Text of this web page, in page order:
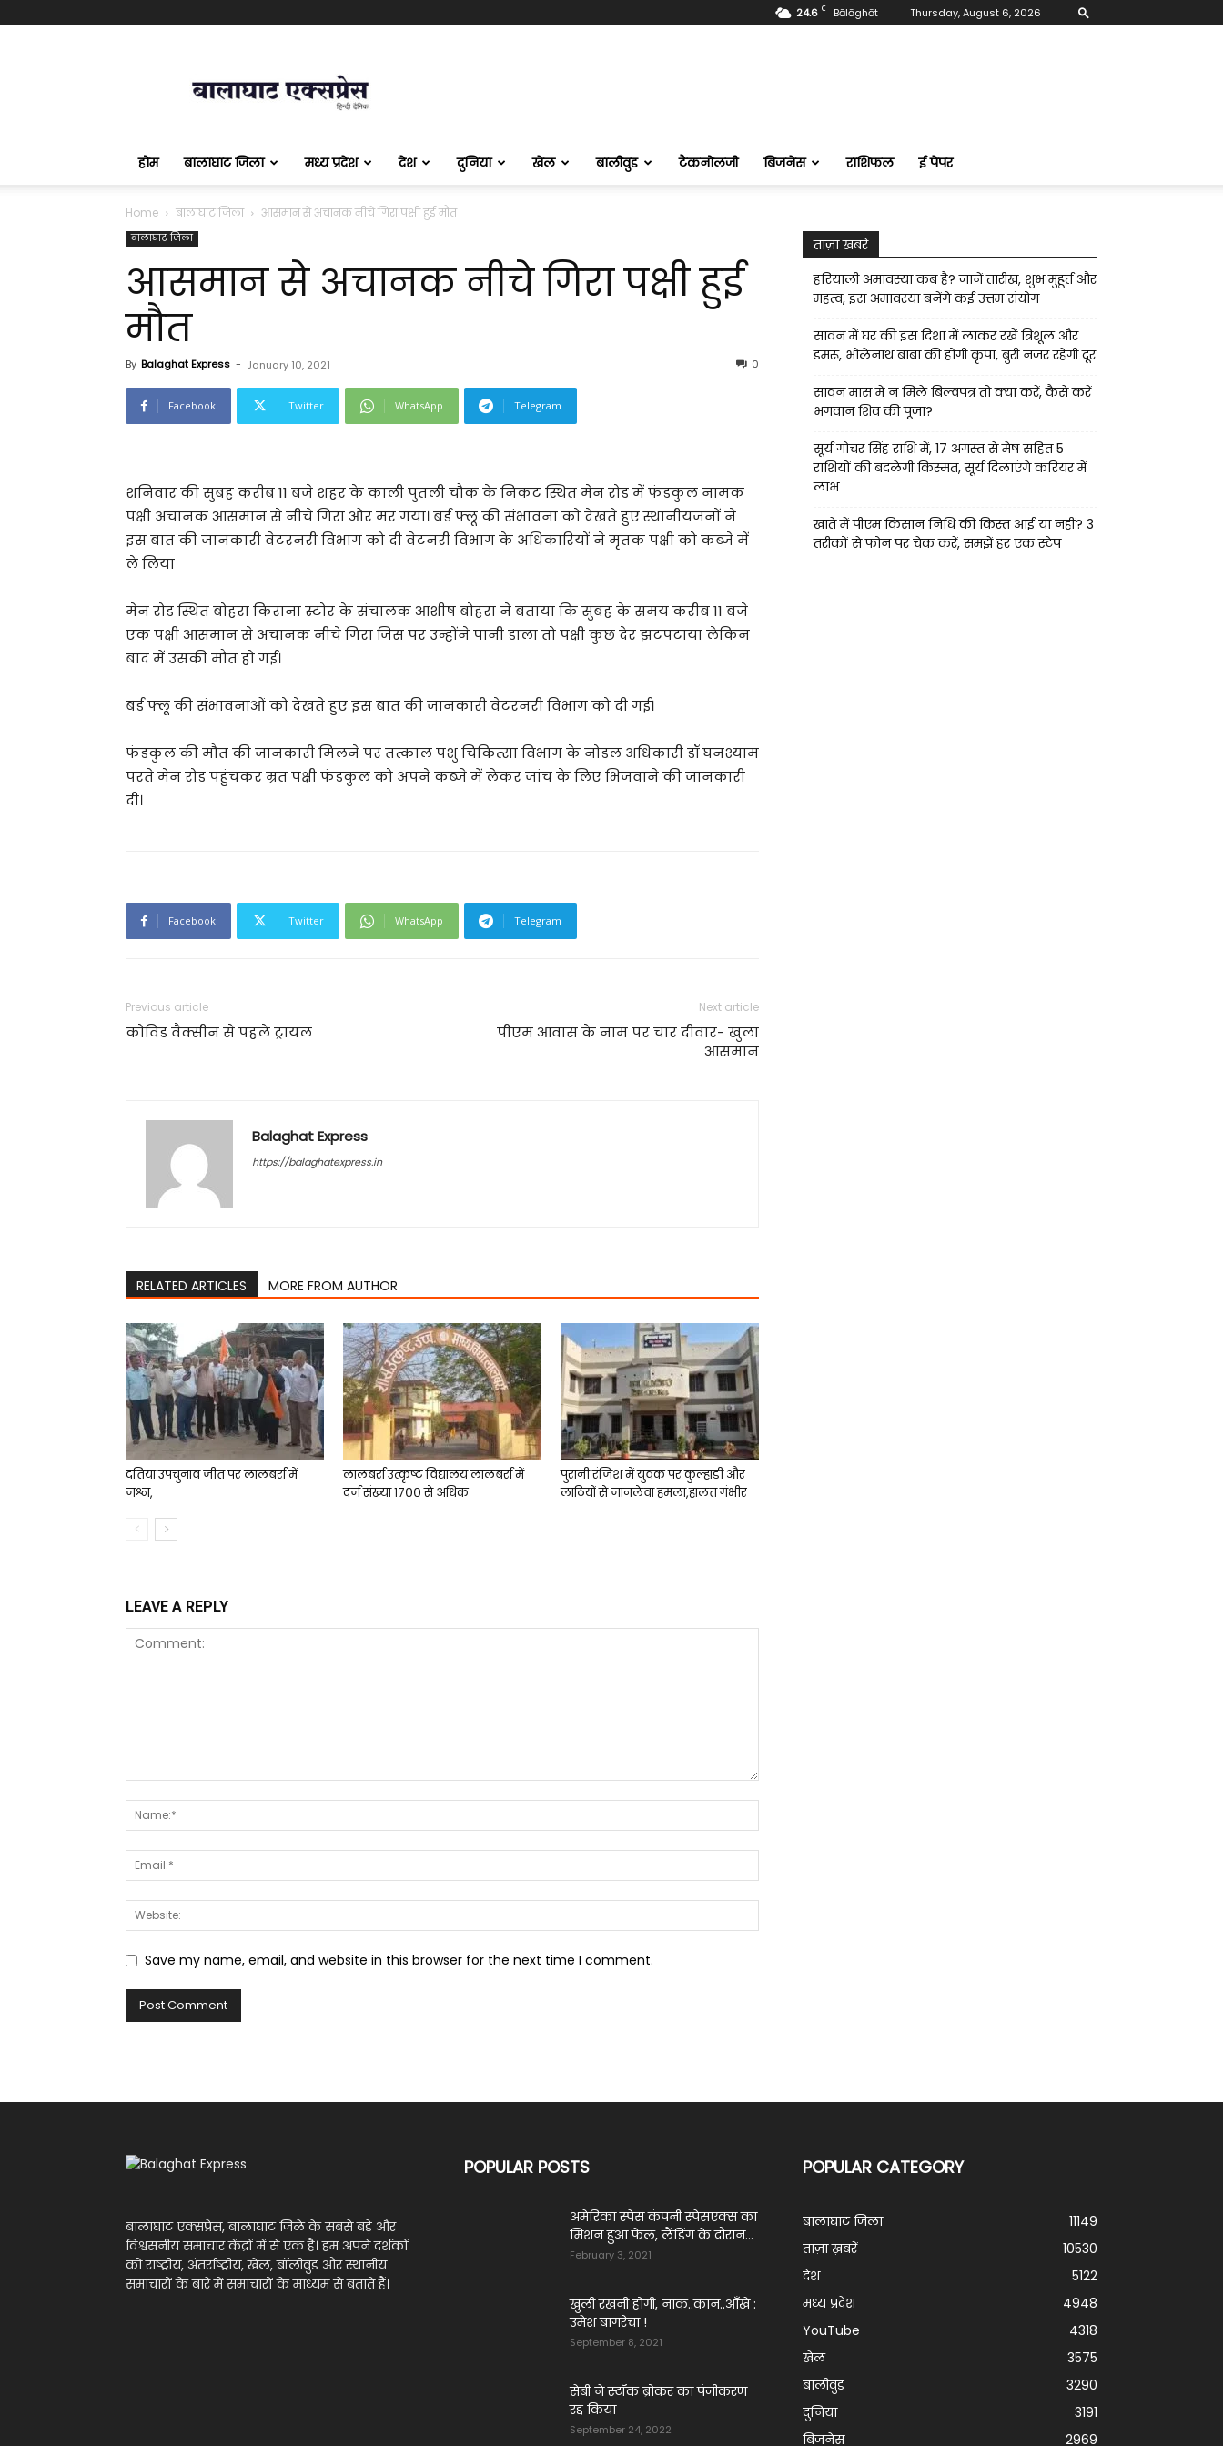
24.6 C Bālāghāt Thursday, August 6, 2026
एक्सप्रेस
होम बालाघाट जिला मध्य प्रदेश देश दुनिया खेल बालीवुड टैकनोलजी बिजनेस राशिफल ई पेपर
Home बालाघाट जिला आसमान से अचानक नीचे गिरा पक्षी हुई मौत
बालाघाट जिला
आसमान से अचानक नीचे गिरा पक्षी हुई
मौत
By Balaghat Express - January 10, 2021 0
Facebook Twitter WhatsApp Telegram
शनिवार की सुबह करीब 11 बजे शहर के काली पुतली चौक के निकट स्थित मेन रोड में फंडकुल नामक
पक्षी अचानक आसमान से नीचे गिरा और मर गया। बर्ड फ्लू की संभावना को देखते हुए स्थानीयजनों ने
इस बात की जानकारी वेटरनरी विभाग को दी वेटनरी विभाग के अधिकारियों ने मृतक पक्षी को कब्जे में
ले लिया
मेन रोड स्थित बोहरा किराना स्टोर के संचालक आशीष बोहरा ने बताया कि सुबह के समय करीब 11 बजे
एक पक्षी आसमान से अचानक नीचे गिरा जिस पर उन्होंने पानी डाला तो पक्षी कुछ देर झटपटाया लेकिन
बाद में उसकी मौत हो गई।
बर्ड फ्लू की संभावनाओं को देखते हुए इस बात की जानकारी वेटरनरी विभाग को दी गई।
फंडकुल की मौत की जानकारी मिलने पर तत्काल पशु चिकित्सा विभाग के नोडल अधिकारी डॉ घनश्याम
परते मेन रोड पहुंचकर म्रत पक्षी फंडकुल को अपने कब्जे में लेकर जांच के लिए भिजवाने की जानकारी
दी।
Facebook Twitter WhatsApp Telegram
Previous article
कोविड वैक्सीन से पहले ट्रायल
Next article
पीएम आवास के नाम पर चार दीवार- खुला
आसमान
Balaghat Express
https://balaghatexpress.in
RELATED ARTICLES MORE FROM AUTHOR
दतिया उपचुनाव जीत पर लालबर्रा में
जश्न,
लालबर्रा उत्कृष्ट विद्यालय लालबर्रा में
दर्ज संख्या १७०० से अधिक
पुरानी रंजिश में युवक पर कुल्हाड़ी और
लाठियों से जानलेवा हमला,हालत गंभीर
LEAVE A REPLY
Save my name, email, and website in this browser for the next time I comment.
ताज़ा खबरे
हरियाली अमावस्या कब है? जानें तारीख, शुभ मुहूर्त और
महत्व, इस अमावस्या बनेंगे कई उत्तम संयोग
सावन में घर की इस दिशा में लाकर रखें त्रिशूल और
डमरू, भोलेनाथ बाबा की होगी कृपा, बुरी नजर रहेगी दूर
सावन मास में न मिले बिल्वपत्र तो क्या करें, कैसे करें
भगवान शिव की पूजा?
सूर्य गोचर सिंह राशि में, 17 अगस्त से मेष सहित 5
राशियों की बदलेगी किस्मत, सूर्य दिलाएंगे करियर में
लाभ
खाते में पीएम किसान निधि की किस्त आई या नहीं? 3
तरीकों से फोन पर चेक करें, समझें हर एक स्टेप
बालाघाट एक्सप्रेस, बालाघाट जिले के सबसे बड़े और
विश्वसनीय समाचार केंद्रों में से एक है। हम अपने दर्शकों
को राष्ट्रीय, अंतर्राष्ट्रीय, खेल, बॉलीवुड और स्थानीय
समाचारों के बारे में समाचारों के माध्यम से बताते हैं।
POPULAR POSTS
अमेरिका स्पेस कंपनी स्पेसएक्स का
मिशन हुआ फेल, लैंडिंग के दौरान...
February 3, 2021
खुली रखनी होगी, नाक..कान..आँखे :
उमेश बागरेचा !
September 8, 2021
सेबी ने स्टॉक ब्रोकर का पंजीकरण
रद्द किया
September 24, 2022
POPULAR CATEGORY
बालाघाट जिला
11149
ताज़ा ख़बरें
10530
देश
5122
मध्य प्रदेश
4948
YouTube
4318
खेल
3575
बालीवुड
3290
दुनिया
3191
बिजनेस
2969